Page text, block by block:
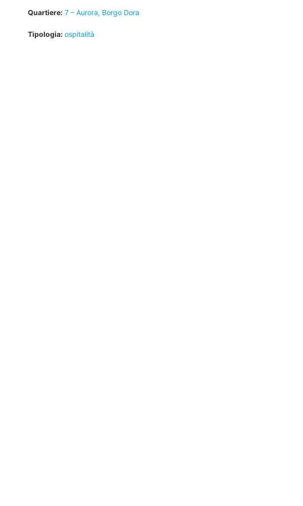
Quartiere: 7 – Aurora, Borgo Dora
Tipologia: ospitalità